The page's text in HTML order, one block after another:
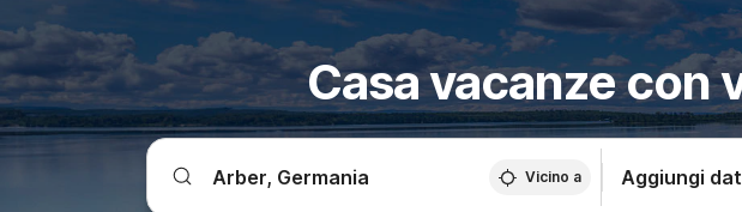
Casa vacanze con
Vicino a Aggiungi